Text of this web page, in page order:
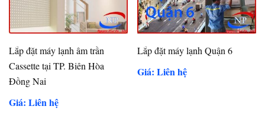
Lắp đặt máy lạnh âm trần
Cassette tại TP. Biên Hòa
Đồng Nai
Giá: Liên hệ
Lắp đặt máy lạnh Quận 6
Giá: Liên hệ